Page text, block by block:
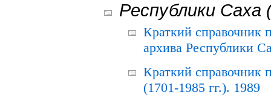
Республики Саха
Краткий справочник
архива Республики
Краткий
(1701-1985 гг.). 1989